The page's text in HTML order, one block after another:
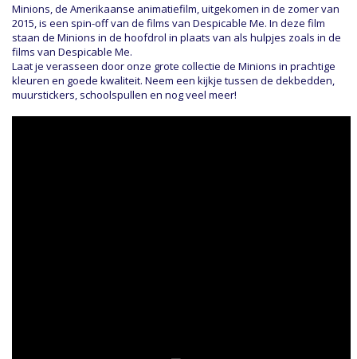
Minions, de Amerikaanse animatiefilm, uitgekomen in de zomer van
2015, is een spin-off van de films van Despicable Me. In deze film
staan de Minions in de hoofdrol in plaats van als hulpjes zoals in de
films van Despicable Me.
Laat je verasseen door onze grote collectie de Minions in prachtige
kleuren en goede kwaliteit. Neem een kijkje tussen de dekbedden,
muurstickers, schoolspullen en nog veel meer!